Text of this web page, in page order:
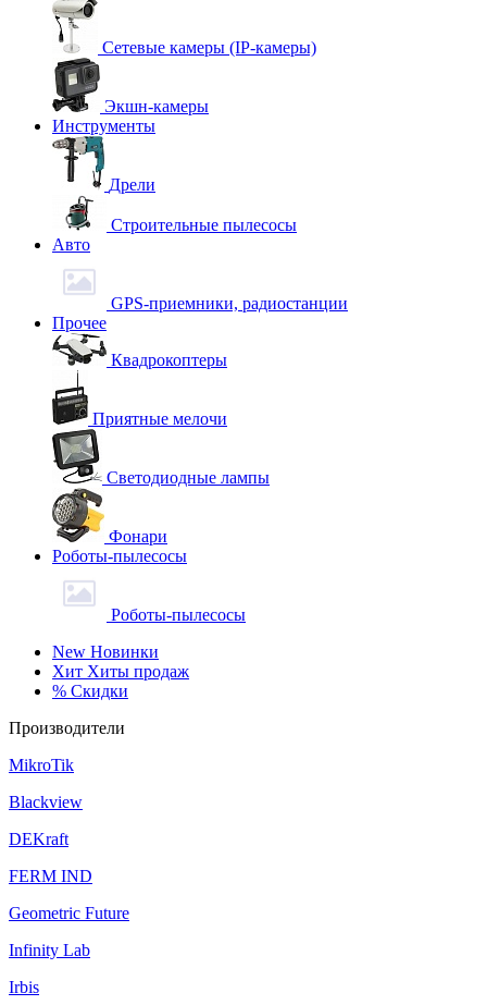
Сетевые камеры (IP-камеры)
Экшн-камеры
Инструменты
Дрели
Строительные пылесосы
Авто
GPS-приемники, радиостанции
Прочее
Квадрокоптеры
Приятные мелочи
Светодиодные лампы
Фонари
Роботы-пылесосы
Роботы-пылесосы
New Новинки
Хит Хиты продаж
% Скидки
Производители
MikroTik
Blackview
DEKraft
FERM IND
Geometric Future
Infinity Lab
Irbis